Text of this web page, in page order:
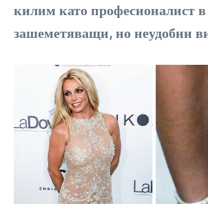
килим като професионалист
зашеметяващи, но неудобни